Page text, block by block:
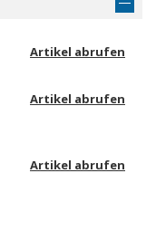
Artikel abrufen
Artikel abrufen
Artikel abrufen